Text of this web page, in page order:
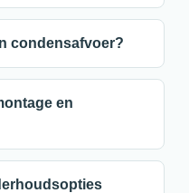
condensafvoer?
en